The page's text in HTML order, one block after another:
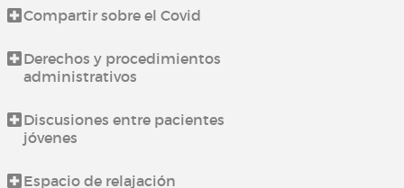
Compartir sobre el Covid
Derechos y procedimientos
administrativos
Discusiones entre pacientes
jóvenes
Espacio de relajación